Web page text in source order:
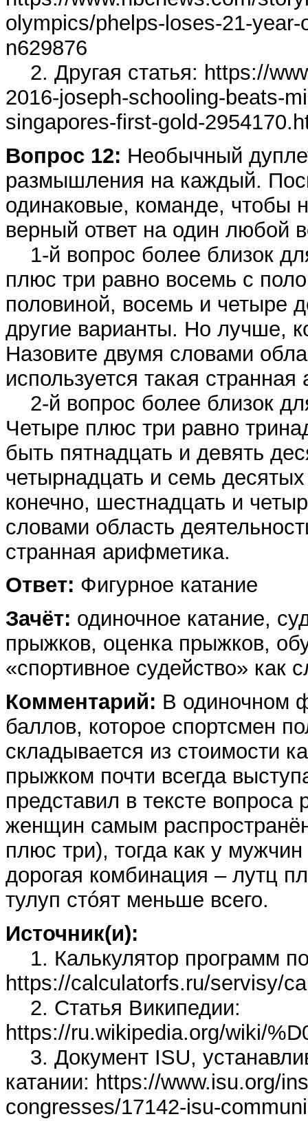
olympics/phelps-loses-21-
n629876
2. Другая статья: https://
2016-joseph-schooling-beats-
singapores-first-gold-
Вопрос 12: Необычный
размышления на каждый.
одинаковые, команде, чтобы
верный ответ на один любой
1-й вопрос более близок
плюс три равно восемь с
половиной, восемь и четыре
другие варианты. Но лучше,
Назовите двумя словами
используется такая
2-й вопрос более близок
Четыре плюс три равно
быть пятнадцать и девять
четырнадцать и семь
конечно, шестнадцать и
словами область
странная арифметика.
Ответ: Фигурное катание
Зачёт: одиночное катание,
прыжков, оценка прыжков,
«спортивное судейство» как
Комментарий: В одиночном
баллов, которое спортсмен
складывается из стоимости
прыжком почти всегда
представил в тексте
женщин самым
плюс три), тогда как у
дорогая комбинация – лутц
тулуп стóят меньше всего.
Источник(и):
1. Калькулятор программ
https://calculatorfs.ru/servisy/
2. Статья Википедии:
https://ru.wikipedia.org/wiki/
3. Документ ISU,
катании: https://www.isu.org/
congresses/17142-isu-